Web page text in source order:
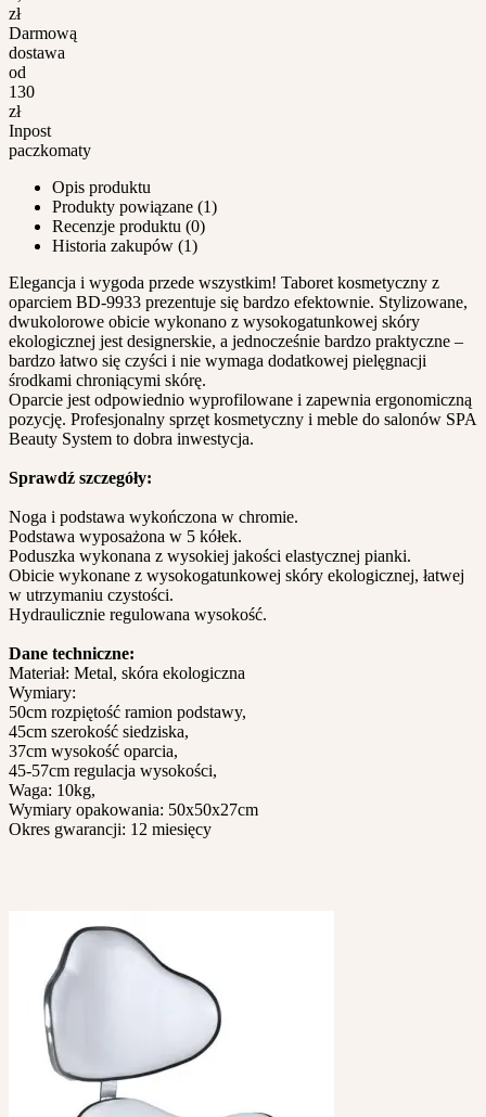
zł
Darmową
dostawa
od
130
zł
Inpost
paczkomaty
Opis produktu
Produkty powiązane (1)
Recenzje produktu (0)
Historia zakupów (1)
Elegancja i wygoda przede wszystkim! Taboret kosmetyczny z
oparciem BD-9933 prezentuje się bardzo efektownie. Stylizowane,
dwukolorowe obicie wykonano z wysokogatunkowej skóry
ekologicznej jest designerskie, a jednocześnie bardzo praktyczne –
bardzo łatwo się czyści i nie wymaga dodatkowej pielęgnacji
środkami chroniącymi skórę.
Oparcie jest odpowiednio wyprofilowane i zapewnia ergonomiczną
pozycję. Profesjonalny sprzęt kosmetyczny i meble do salonów SPA
Beauty System to dobra inwestycja.
Sprawdź szczegóły:
Noga i podstawa wykończona w chromie.
Podstawa wyposażona w 5 kółek.
Poduszka wykonana z wysokiej jakości elastycznej pianki.
Obicie wykonane z wysokogatunkowej skóry ekologicznej, łatwej
w utrzymaniu czystości.
Hydraulicznie regulowana wysokość.
Dane techniczne:
Materiał: Metal, skóra ekologiczna
Wymiary:
50cm rozpiętość ramion podstawy,
45cm szerokość siedziska,
37cm wysokość oparcia,
45-57cm regulacja wysokości,
Waga: 10kg,
Wymiary opakowania: 50x50x27cm
Okres gwarancji: 12 miesięcy